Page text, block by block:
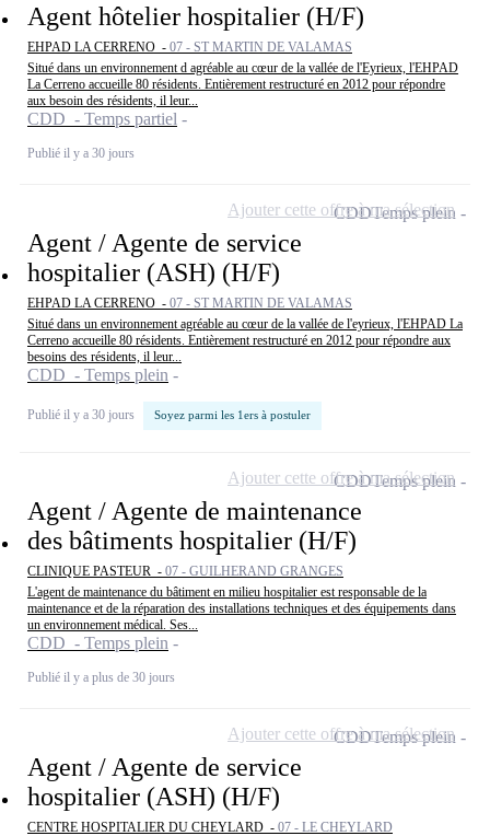
Agent hôtelier hospitalier (H/F)
EHPAD LA CERRENO - 07 - ST MARTIN DE VALAMAS
Situé dans un environnement d agréable au cœur de la vallée de l'Eyrieux, l'EHPAD
La Cerreno accueille 80 résidents. Entièrement restructuré en 2012 pour répondre
aux besoin des résidents, il leur...
CDD - Temps partiel
Publié il y a 30 jours
Agent / Agente de service
hospitalier (ASH) (H/F)
EHPAD LA CERRENO - 07 - ST MARTIN DE VALAMAS
Situé dans un environnement agréable au cœur de la vallée de l'eyrieux, l'EHPAD La
Cerreno accueille 80 résidents. Entièrement restructuré en 2012 pour répondre aux
besoins des résidents, il leur...
CDD - Temps plein
Publié il y a 30 jours Soyez parmi les 1ers à postuler
CDDTemps plein
Ajouter cette offre à ma sélection
Agent / Agente de maintenance
des bâtiments hospitalier (H/F)
CLINIQUE PASTEUR - 07 - GUILHERAND GRANGES
L'agent de maintenance du bâtiment en milieu hospitalier est responsable de la
maintenance et de la réparation des installations techniques et des équipements dans
un environnement médical. Ses...
CDD - Temps plein
Publié il y a plus de 30 jours
CDDTemps plein
Ajouter cette offre à ma sélection
Agent / Agente de service
hospitalier (ASH) (H/F)
CENTRE HOSPITALIER DU CHEYLARD - 07 - LE CHEYLARD
CDDTemps plein
Ajouter cette offre à ma sélection